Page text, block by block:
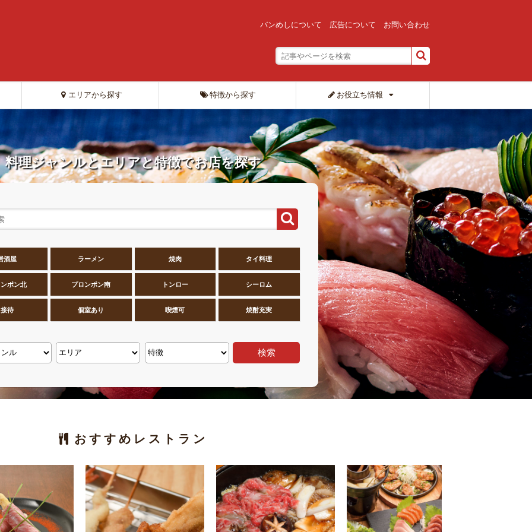
バンめしについて 広告について お問い合わせ
エリアから探す 特徴から探す お役立ち情報
料理ジャンルとエリアと特徴でお店を探す
酒屋 ラーメン 焼肉 タイ料理
ポン北 プロンポン南 トンロー シーロム
接待 個室あり 喫煙可 焼酎充実
検索
おすすめレストラン